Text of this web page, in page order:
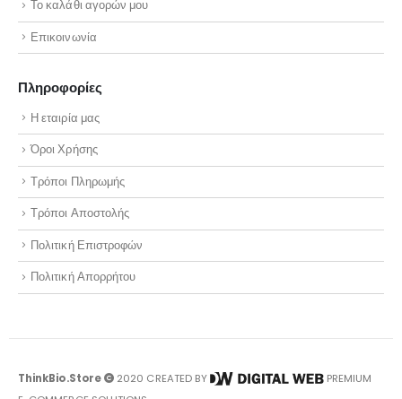
Το καλάθι αγορών μου
Επικοινωνία
Πληροφορίες
Η εταιρία μας
Όροι Χρήσης
Τρόποι Πληρωμής
Τρόποι Αποστολής
Πολιτική Επιστροφών
Πολιτική Απορρήτου
ThinkBio.Store 2020 CREATED BY
PREMIUM